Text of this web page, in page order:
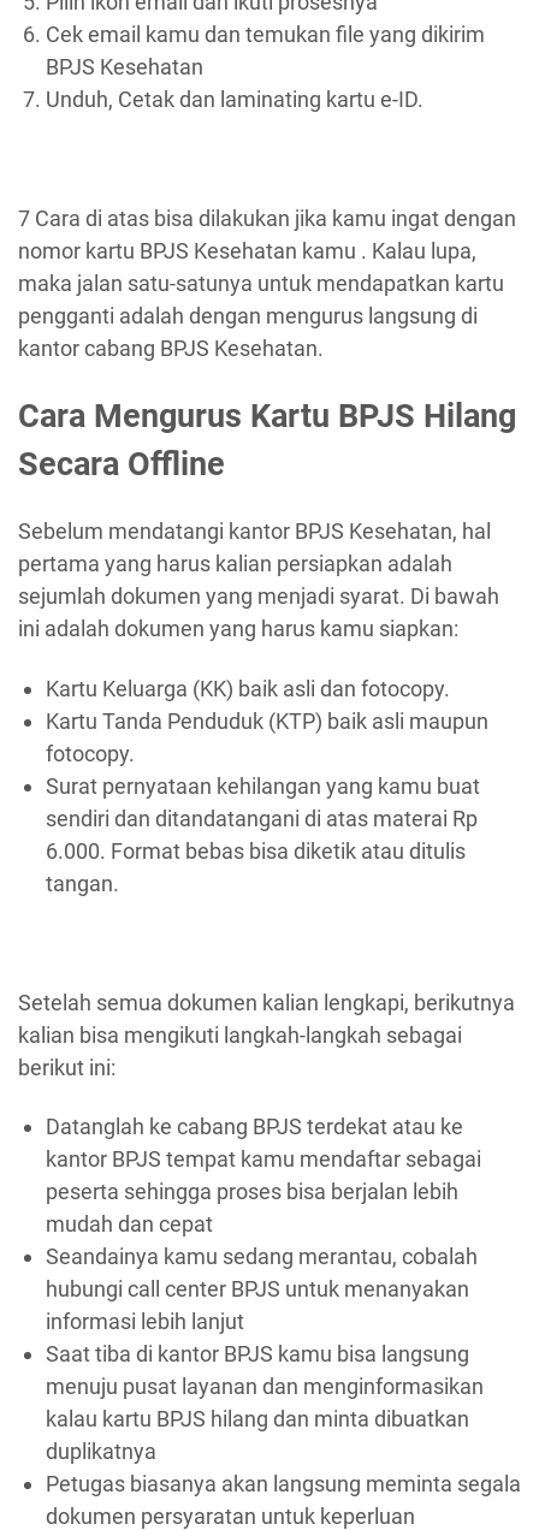
Cek email kamu dan temukan file yang dikirim
BPJS Kesehatan
Unduh, Cetak dan laminating kartu e-ID.
7 Cara di atas bisa dilakukan jika kamu ingat dengan
nomor kartu BPJS Kesehatan kamu . Kalau lupa,
maka jalan satu-satunya untuk mendapatkan kartu
pengganti adalah dengan mengurus langsung di
kantor cabang BPJS Kesehatan.
Cara Mengurus Kartu BPJS Hilang
Secara Offline
Sebelum mendatangi kantor BPJS Kesehatan, hal
pertama yang harus kalian persiapkan adalah
sejumlah dokumen yang menjadi syarat. Di bawah
ini adalah dokumen yang harus kamu siapkan:
Kartu Keluarga (KK) baik asli dan fotocopy.
Kartu Tanda Penduduk (KTP) baik asli maupun
fotocopy.
Surat pernyataan kehilangan yang kamu buat
sendiri dan ditandatangani di atas materai Rp
6.000. Format bebas bisa diketik atau ditulis
tangan.
Setelah semua dokumen kalian lengkapi, berikutnya
kalian bisa mengikuti langkah-langkah sebagai
berikut ini:
Datanglah ke cabang BPJS terdekat atau ke
kantor BPJS tempat kamu mendaftar sebagai
peserta sehingga proses bisa berjalan lebih
mudah dan cepat
Seandainya kamu sedang merantau, cobalah
hubungi call center BPJS untuk menanyakan
informasi lebih lanjut
Saat tiba di kantor BPJS kamu bisa langsung
menuju pusat layanan dan menginformasikan
kalau kartu BPJS hilang dan minta dibuatkan
duplikatnya
Petugas biasanya akan langsung meminta segala
dokumen persyaratan untuk keperluan